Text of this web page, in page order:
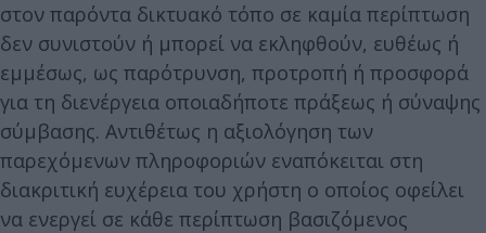
στον παρόντα δικτυακό τόπο σε καμία περίπτωση
δεν συνιστούν ή μπορεί να εκληφθούν, ευθέως ή
εμμέσως, ως παρότρυνση, προτροπή ή προσφορά
για τη διενέργεια οποιαδήποτε πράξεως ή σύναψης
σύμβασης. Αντιθέτως η αξιολόγηση των
παρεχόμενων πληροφοριών εναπόκειται στη
διακριτική ευχέρεια του χρήστη ο οποίος οφείλει
να ενεργεί σε κάθε περίπτωση βασιζόμενος